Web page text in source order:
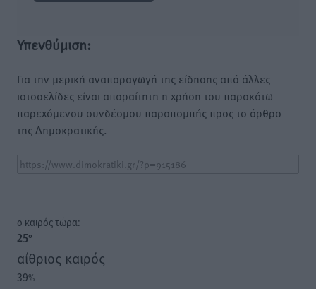
Υπενθύμιση:
Για την μερική αναπαραγωγή της είδησης από άλλες
ιστοσελίδες είναι απαραίτητη η χρήση του παρακάτω
παρεχόμενου συνδέσμου παραπομπής προς το άρθρο
της Δημοκρατικής.
o καιρός τώρα:
25°
αίθριος καιρός
39%